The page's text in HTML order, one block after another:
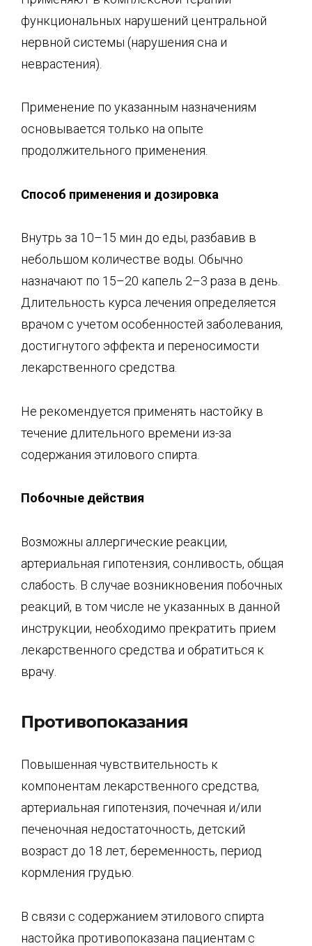
функциональных нарушений центральной
нервной системы (нарушения сна и
неврастения).
Применение по указанным назначениям
основывается только на опыте
продолжительного применения.
Способ применения и дозировка
Внутрь за 10–15 мин до еды, разбавив в
небольшом количестве воды. Обычно
назначают по 15–20 капель 2–3 раза в день.
Длительность курса лечения определяется
врачом с учетом особенностей заболевания,
достигнутого эффекта и переносимости
лекарственного средства.
Не рекомендуется применять настойку в
течение длительного времени из-за
содержания этилового спирта.
Побочные действия
Возможны аллергические реакции,
артериальная гипотензия, сонливость, общая
слабость. В случае возникновения побочных
реакций, в том числе не указанных в данной
инструкции, необходимо прекратить прием
лекарственного средства и обратиться к
врачу.
Противопоказания
Повышенная чувствительность к
компонентам лекарственного средства,
артериальная гипотензия, почечная и/или
печеночная недостаточность, детский
возраст до 18 лет, беременность, период
кормления грудью.
В связи с содержанием этилового спирта
настойка противопоказана пациентам с